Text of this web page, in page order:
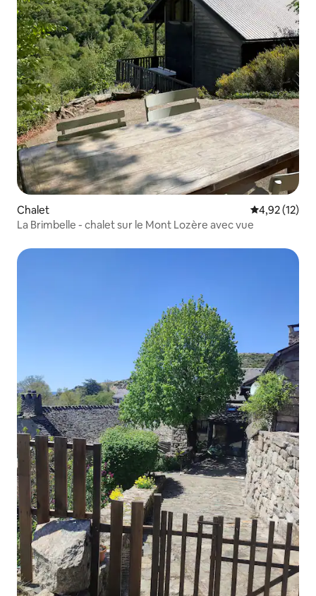
Chalet Évaluation
4,92 (12)
La Brimbelle - chalet sur le Mont Lozère avec vue